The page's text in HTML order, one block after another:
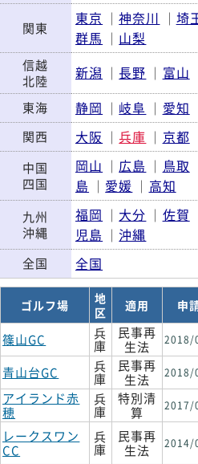
関東
東京 ｜神奈川 ｜ 埼
群馬 ｜ 山梨
信越
北陸
新潟 ｜ 長野 ｜ 富山
東海 静岡 ｜ 岐阜 ｜ 愛知
関西 大阪 ｜兵庫 ｜ 京都
中国
四国
岡山 ｜ 広島 ｜ 鳥取
島 ｜ 愛媛 ｜ 高知
九州
沖縄
福岡 ｜ 大分 ｜ 佐賀
児島 ｜沖縄
全国 全国
ゴルフ場
地
区
適用 申
篠山GC 兵
庫
民事再
生法
2018/
青山台GC 兵
庫
民事再
生法
2018/
アイランド赤
穂
兵
庫
特別清
算
2017/
レークスワン
CC
兵
庫
民事再
生法
2014/